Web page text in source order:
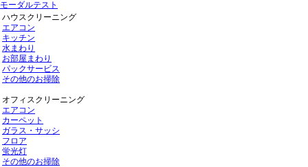
モーダルテスト
ハウスクリーニング
エアコン
キッチン
水まわり
お部屋まわり
パックサービス
その他のお掃除
オフィスクリーニング
エアコン
カーペット
ガラス・サッシ
フロア
蛍光灯
その他のお掃除